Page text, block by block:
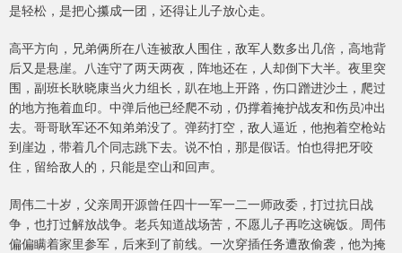
是轻松，是把心攥成一团，还得让儿子放心走。
高平方向，兄弟俩所在八连被敌人围住，敌军人数多出几倍，高地背
后又是悬崖。八连守了两天两夜，阵地还在，人却倒下大半。夜里突
围，副班长耿晓康当火力组长，趴在地上开路，伤口蹭进沙土，爬过
的地方拖着血印。中弹后他已经爬不动，仍撑着掩护战友和伤员冲出
去。哥哥耿军还不知弟弟没了。弹药打空，敌人逼近，他抱着空枪站
到崖边，带着几个同志跳下去。说不怕，那是假话。怕也得把牙咬
住，留给敌人的，只能是空山和回声。
周伟二十岁，父亲周开源曾任四十一军一二一师政委，打过抗日战
争，也打过解放战争。老兵知道战场苦，不愿儿子再吃这碗饭。周伟
偏偏瞒着家里参军，后来到了前线。一次穿插任务遭敌偷袭，他为掩